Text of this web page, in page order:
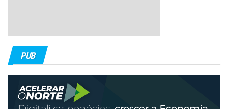
PUB